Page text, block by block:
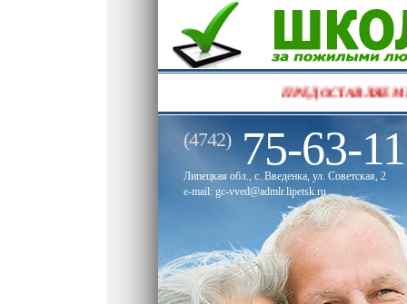
(4742) 75-63-11
Липецкая обл., с. Введенка, ул. Советская, 2
e-mail: gc-vved@admlr.lipetsk.ru